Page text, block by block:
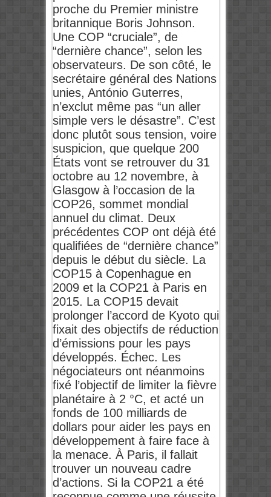
proche du Premier ministre
britannique Boris Johnson.
Une COP “cruciale”, de
“dernière chance”, selon les
observateurs. De son côté, le
secrétaire général des Nations
unies, António Guterres,
n’exclut même pas “un aller
simple vers le désastre”. C’est
donc plutôt sous tension, voire
suspicion, que quelque 200
États vont se retrouver du 31
octobre au 12 novembre, à
Glasgow à l’occasion de la
COP26, sommet mondial
annuel du climat. Deux
précédentes COP ont déjà été
qualifiées de “dernière chance”
depuis le début du siècle. La
COP15 à Copenhague en
2009 et la COP21 à Paris en
2015. La COP15 devait
prolonger l’accord de Kyoto qui
fixait des objectifs de réduction
d’émissions pour les pays
développés. Échec. Les
négociateurs ont néanmoins
fixé l’objectif de limiter la fièvre
planétaire à 2 °C, et acté un
fonds de 100 milliards de
dollars pour aider les pays en
développement à faire face à
la menace. À Paris, il fallait
trouver un nouveau cadre
d’actions. Si la COP21 a été